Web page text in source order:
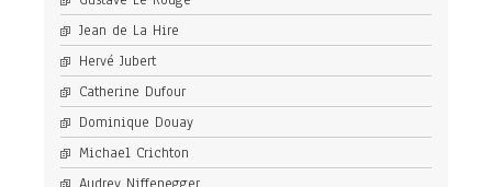
Jean de La Hire
Hervé Jubert
Catherine Dufour
Dominique Douay
Michael Crichton